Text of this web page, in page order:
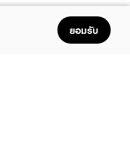
ยอมรับ